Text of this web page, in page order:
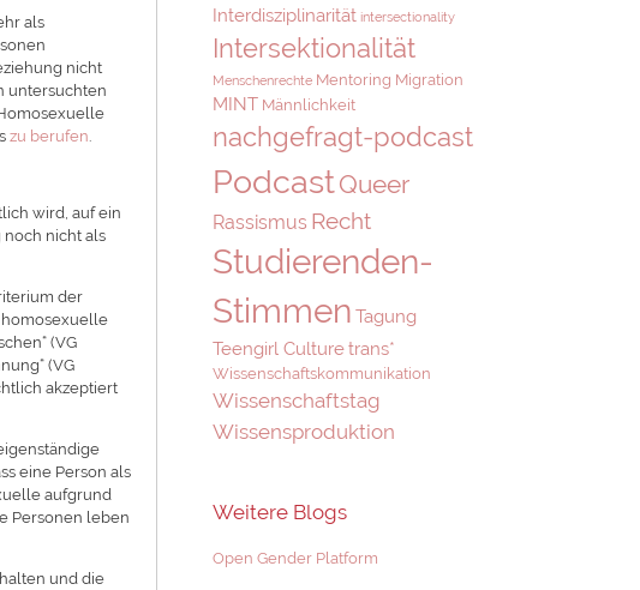
als
nicht
untersuchten
zu berufen.
wird, auf ein
noch nicht als
der
homosexuelle
(VG
(VG
akzeptiert
eine Person als
aufgrund
Personen leben
und die
Interdisziplinarität intersectionality
Intersektionalität
Menschenrechte Mentoring Migration
MINT Männlichkeit
nachgefragt-podcast
PodcastQueer
Rassismus Recht
Studierenden-
Stimmen Tagung
Teengirl Culturetrans*
Wissenschaftskommunikation
Wissenschaftstag
Wissensproduktion
Weitere Blogs
Open Gender Platform